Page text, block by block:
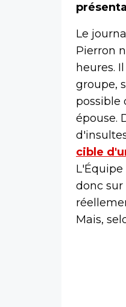
Le
Pierron
heures.
groupe,
possible
épouse.
cible
donc sur
Mais,